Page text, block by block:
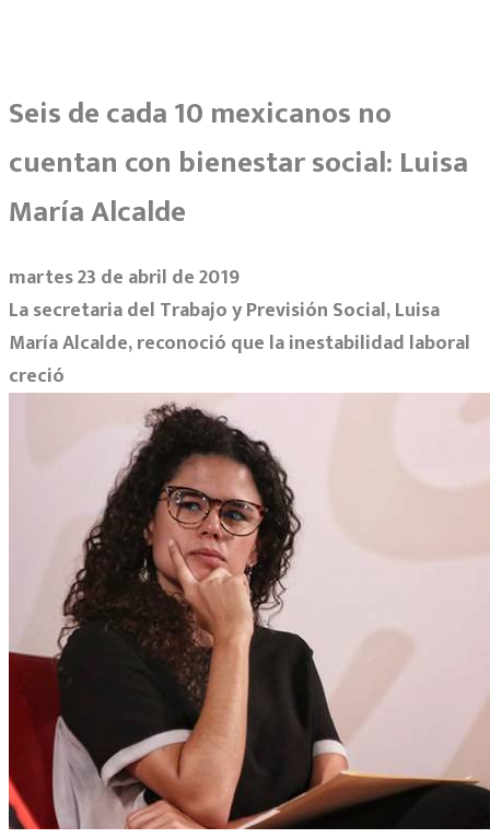
Seis de cada 10 mexicanos no
cuentan con bienestar social: Luisa
María Alcalde
martes 23 de abril de 2019
La secretaria del Trabajo y Previsión Social, Luisa
María Alcalde, reconoció que la inestabilidad laboral
creció